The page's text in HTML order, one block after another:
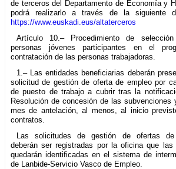
de terceros del Departamento de Economía y
podrá realizarlo a través de la siguiente
https://www.euskadi.eus/altaterceros
Artículo 10.– Procedimiento de
personas jóvenes participantes en el
contratación de las personas trabajadoras.
1.– Las entidades beneficiarias deberán
solicitud de gestión de oferta de empleo por
de puesto de trabajo a cubrir tras la
Resolución de concesión de las subvenciones
mes de antelación, al menos, al inicio
contratos.
Las solicitudes de gestión de ofertas de
deberán ser registradas por la oficina que las
quedarán identificadas en el sistema de
de Lanbide-Servicio Vasco de Empleo.